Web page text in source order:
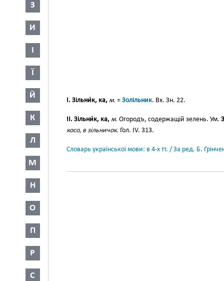
З
И
І
Ї
Й
К
Л
М
Н
О
П
Р
С
I. Зільни́к, ка, м. = Золільник. Вх. Зн. 22.
II. Зільни́к, ка, м. Огородъ, содержащій зелень. Ум.
косо, в зільничок. Гол. IV. 313.
Словарь української мови: в 4-х тт. / За ред. Б.